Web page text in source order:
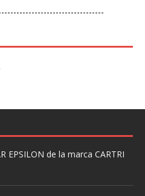
EPSILON de la marca CARTRI